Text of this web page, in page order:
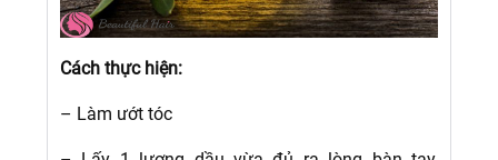
Cách thực hiện:
– Làm ướt tóc